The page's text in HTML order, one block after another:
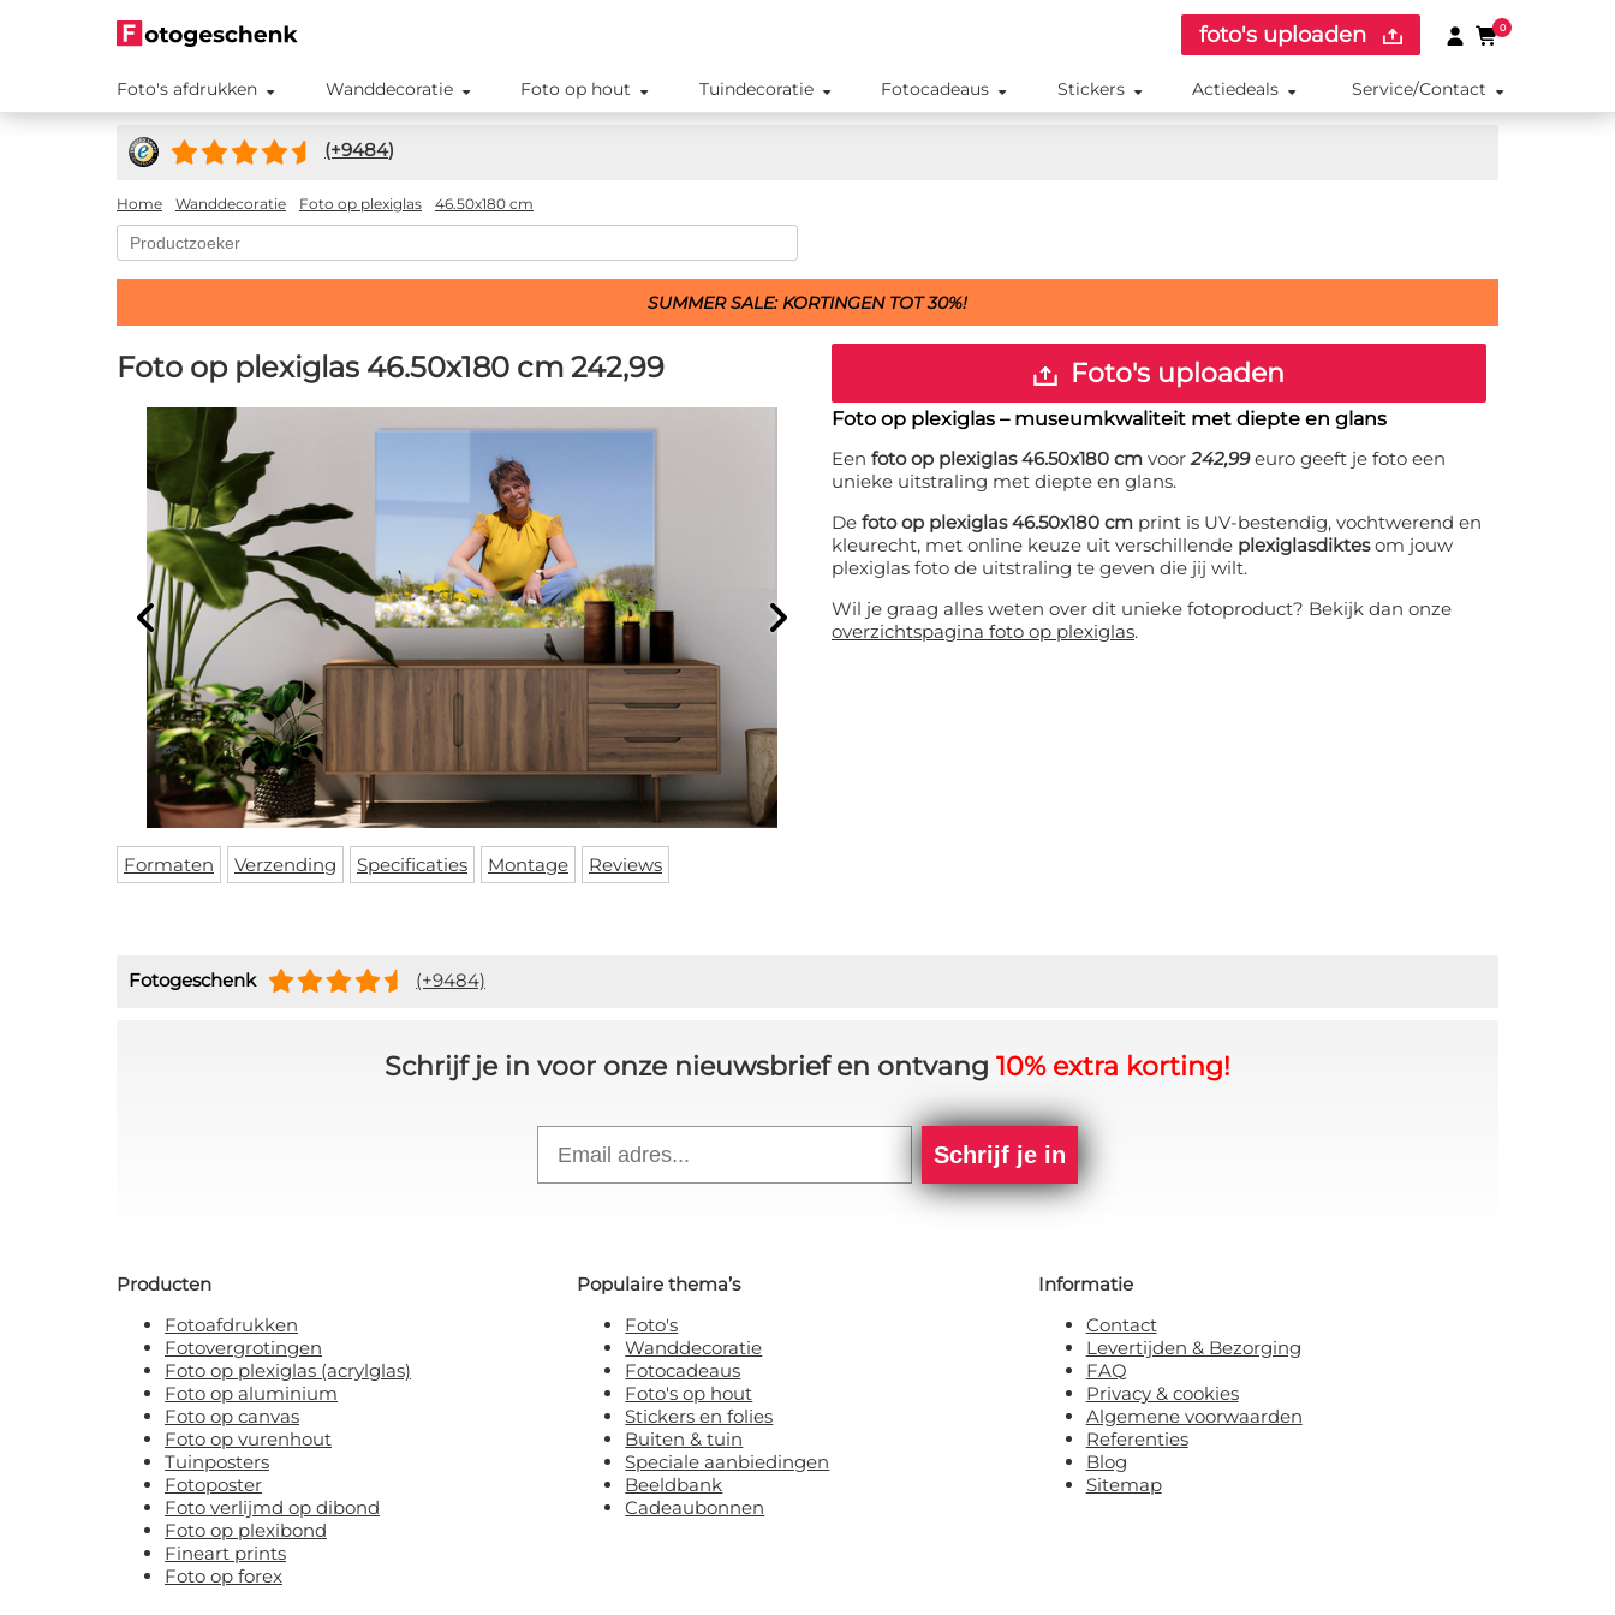
foto's uploaden 0
Foto's afdrukken Wanddecoratie Foto op hout Tuindecoratie Fotocadeaus Stickers Actiedeals Service/Contact
(+9484)
Home Wanddecoratie Foto op plexiglas 46.50x180 cm
SUMMER SALE: KORTINGEN TOT 30%!
Foto op plexiglas 46.50x180 cm 242,99
Formaten Verzending Specificaties Montage Reviews
Foto's uploaden
Foto op plexiglas – museumkwaliteit met diepte en glans
Een foto op plexiglas 46.50x180 cm voor242,99euro geeft je foto een
unieke uitstraling met diepte en glans.
De foto op plexiglas 46.50x180 cm print is UV-bestendig, vochtwerend en
kleurecht, met online keuze uit verschillende plexiglasdiktesom jouw
plexiglas foto de uitstraling te geven die jij wilt.
Wil je graag alles weten over dit unieke fotoproduct? Bekijk dan onze
overzichtspagina foto op plexiglas.
Fotogeschenk (+9484)
Schrijf je in voor onze nieuwsbrief en ontvang 10% extra korting!
Schrijf je in
Producten
Fotoafdrukken
Fotovergrotingen
Foto op plexiglas (acrylglas)
Foto op aluminium
Foto op canvas
Foto op vurenhout
Tuinposters
Fotoposter
Foto verlijmd op dibond
Foto op plexibond
Fineart prints
Foto op forex
Populaire thema’s
Foto's
Wanddecoratie
Fotocadeaus
Foto's op hout
Stickers en folies
Buiten & tuin
Speciale aanbiedingen
Beeldbank
Cadeaubonnen
Informatie
Contact
Levertijden & Bezorging
FAQ
Privacy & cookies
Algemene voorwaarden
Referenties
Blog
Sitemap